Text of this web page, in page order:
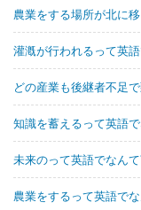
農業をする場所が北に
灌漑が行われるって英
どの産業も後継者不足
知識を蓄えるって英語
未来のって英語でなん
農業をするって英語で